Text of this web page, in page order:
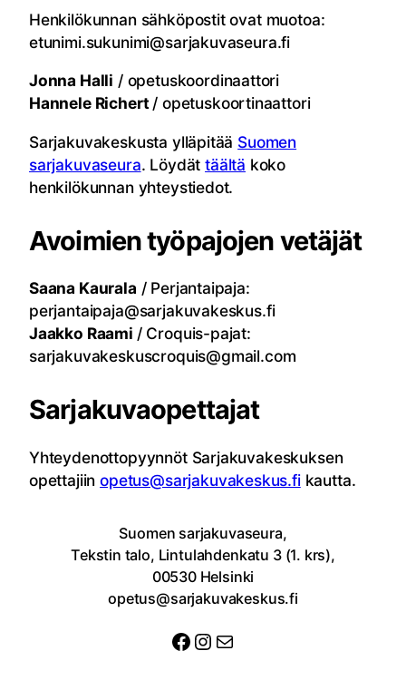
Henkilökunnan sähköpostit ovat muotoa:
etunimi.sukunimi@sarjakuvaseura.fi
Jonna Halli / opetuskoordinaattori
Hannele Richert/ opetuskoortinaattori
Sarjakuvakeskusta ylläpitää Suomen
sarjakuvaseura. Löydättäältä koko
henkilökunnan yhteystiedot.
Avoimien työpajojen vetäjät
Saana Kaurala / Perjantaipaja:
perjantaipaja@sarjakuvakeskus.fi
Jaakko Raami / Croquis-pajat:
sarjakuvakeskuscroquis@gmail.com
Sarjakuvaopettajat
Yhteydenottopyynnöt Sarjakuvakeskuksen
opettajiinopetus@sarjakuvakeskus.fikautta.
Suomen sarjakuvaseura,
Tekstin talo, Lintulahdenkatu 3 (1. krs),
00530 Helsinki
opetus@sarjakuvakeskus.fi
Facebook
Instagram
Sähköposti